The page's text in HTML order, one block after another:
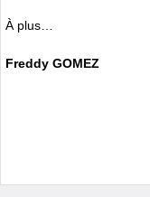
À plus…
Freddy GOMEZ